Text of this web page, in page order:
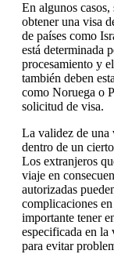
En algunos casos,
obtener una visa
de países como
está determinada
procesamiento y
también deben
como Noruega o
solicitud de visa.
La validez de una
dentro de un
Los extranjeros
viaje en
autorizadas
complicaciones
importante tener
especificada en la
para evitar